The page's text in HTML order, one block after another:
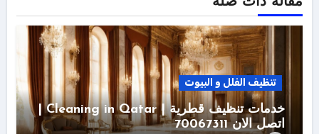
تنظيف الفلل و البيوت
خدمات تنظيف قطرية | Cleaning in Qatar |
اتصل الان 70067311